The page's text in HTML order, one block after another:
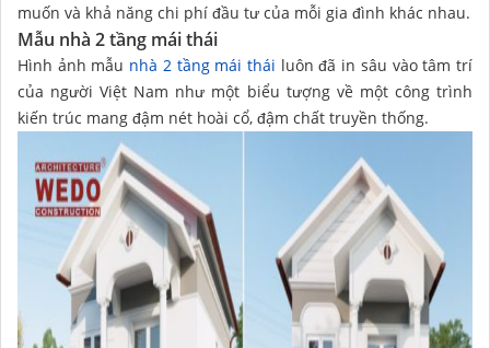
muốn và khả năng chi phí đầu tư của mỗi gia đình khác nhau.
Mẫu nhà 2 tầng mái thái
Hình ảnh mẫu nhà 2 tầng mái thái luôn đã in sâu vào tâm trí
của người Việt Nam như một biểu tượng về một công trình
kiến trúc mang đậm nét hoài cổ, đậm chất truyền thống.